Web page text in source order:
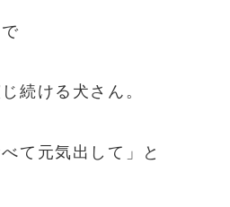
続ける犬さん。
て元気出して」と